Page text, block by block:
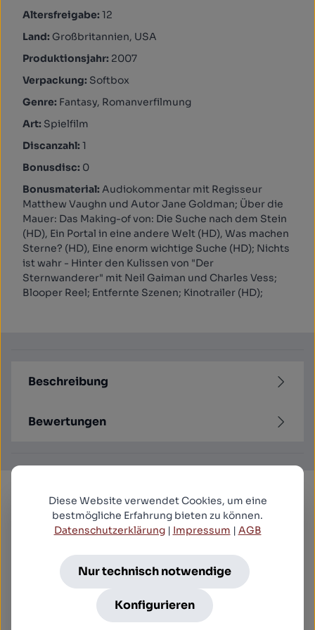
Altersfreigabe: 12
Land: Großbritannien, USA
Produktionsjahr: 2007
Verpackung: Softbox
Genre: Fantasy, Romanverfilmung
Art: Spielfilm
Discanzahl: 1
Bonusdisc: 0
Bonusmaterial: Audiokommentar mit Regisseur
Matthew Vaughn und Autor Jane Goldman; Über die
Mauer: Das Making-of von: Die Suche nach dem Stein
(HD), Ein Portal in eine andere Welt (HD), Was machen
Sterne? (HD), Eine enorm wichtige Suche (HD); Nichts
ist wahr - Hinter den Kulissen von "Der
Sternwanderer" mit Neil Gaiman und Charles Vess;
Blooper Reel; Entfernte Szenen; Kinotrailer (HD);
Beschreibung
Bewertungen
Produktgalerie überspringen
Kunden kauften auch
Devils Rock, The - Uncut Mediabook Edition
(DVD+blu-ray)
Diese Website verwendet Cookies, um eine
bestmögliche Erfahrung bieten zu können.
Datenschutzerklärung| Impressum | AGB
Nur technisch notwendige
Konfigurieren